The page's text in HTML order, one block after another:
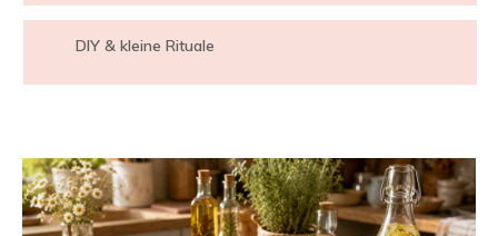
DIY & kleine Rituale